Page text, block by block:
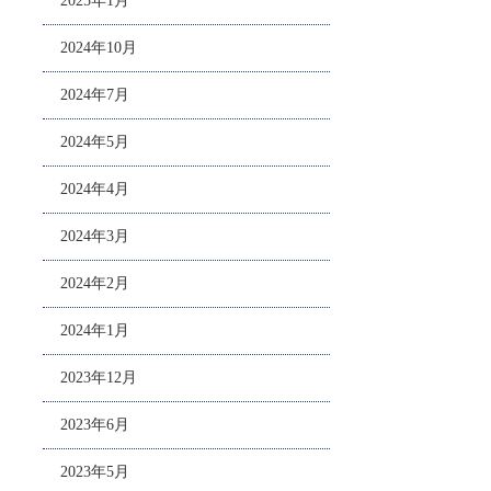
2024年10月
2024年7月
2024年5月
2024年4月
2024年3月
2024年2月
2024年1月
2023年12月
2023年6月
2023年5月